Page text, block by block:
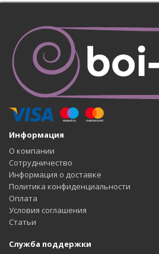
Информация
О компании
Сотрудничество
Информация о доставке
Политика конфиденциальности
Оплата
Условия соглашения
Статьи
Служба поддержки